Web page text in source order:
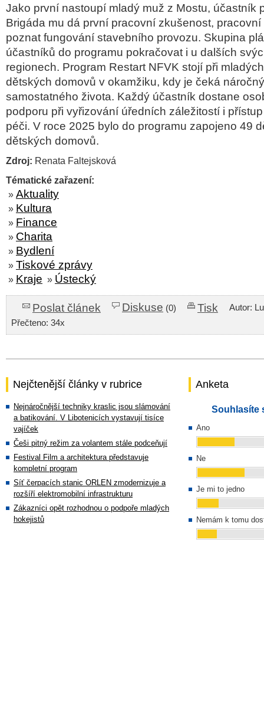
Jako první nastoupí mladý muž z Mostu, účastník
Brigáda mu dá první pracovní zkušenost,
poznat fungování stavebního provozu. Skupina
účastníků do programu pokračovat i u dalších
regionech. Program Restart NFVK stojí při
dětských domovů v okamžiku, kdy je čeká
samostatného života. Každý účastník dostane
podporu při vyřizování úředních záležitostí i
péči. V roce 2025 bylo do programu zapojeno 49
dětských domovů.
Zdroj: Renata Faltejsková
Tématické zařazení:
» Aktuality
» Kultura
» Finance
» Charita
» Bydlení
» Tiskové zprávy
» Kraje » Ústecký
Poslat článek Diskuse (0) Tisk
Autor:
Přečteno: 34x
Nejčtenější články v rubrice
Nejnáročnější techniky kraslic jsou slámování
a batikování. V Libotenicích vystavují tisíce
vajíček
Češi pitný režim za volantem stále podceňují
Festival Film a architektura představuje
kompletní program
Síť čerpacích stanic ORLEN zmodernizuje a
rozšíří elektromobilní infrastrukturu
Zákazníci opět rozhodnou o podpoře mladých
hokejistů
Anketa
Souhlasíte
Ano
Ne
Je mi to jedno
Nemám k tomu